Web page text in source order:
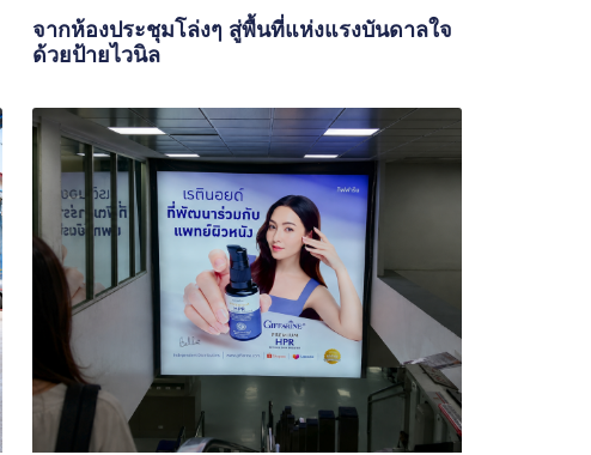
จากห้องประชุมโล่งๆ สู่พื้นที่แห่งแรงบันดาลใจ
ด้วยป้ายไวนิล